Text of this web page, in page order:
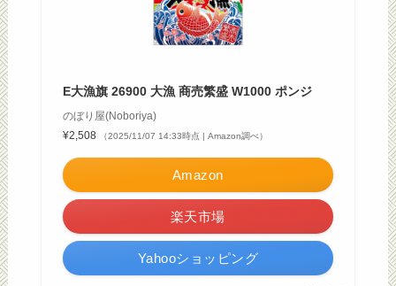
E大漁旗 26900 大漁 商売繁盛 W1000 ポンジ
のぼり屋(Noboriya)
¥2,508
（2025/11/07 14:33時点 | Amazon調べ）
Amazon
楽天市場
Yahooショッピング